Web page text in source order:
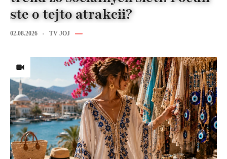
ste o tejto atrakcii?
02.08.2026 TV JOJ